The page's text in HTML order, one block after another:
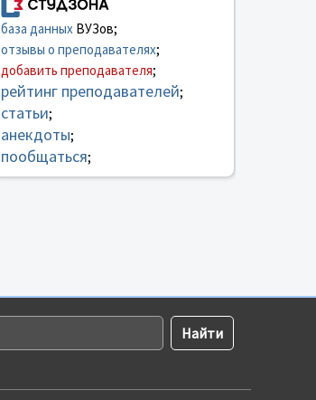
база данныхВУЗов;
отзывы о преподавателях;
добавить преподавателя;
рейтинг преподавателей;
статьи;
анекдоты;
пообщаться;